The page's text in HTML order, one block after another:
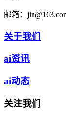
邮箱：
关于我们
ai资讯
ai动态
关注我们